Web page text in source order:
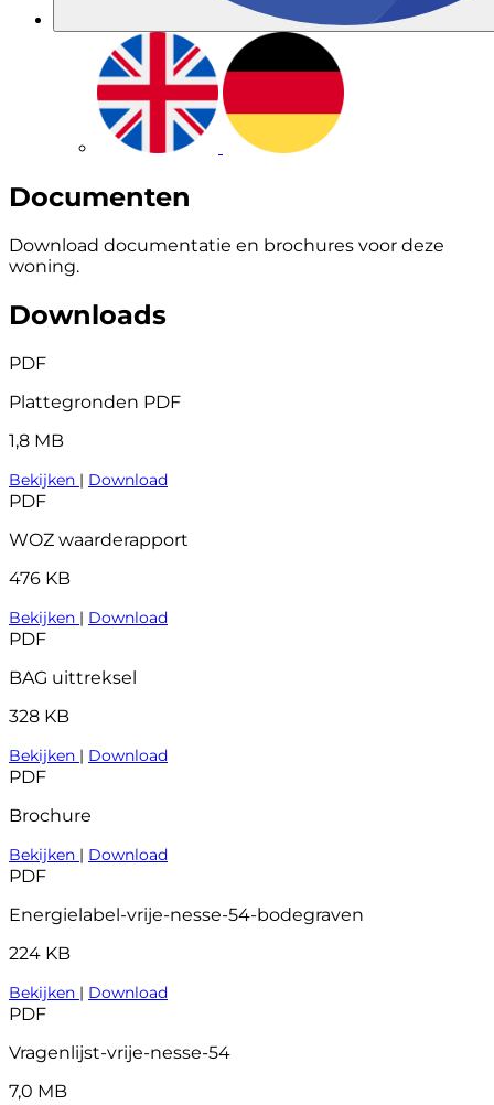
Documenten
Download documentatie en brochures voor deze
woning.
Downloads
PDF
Plattegronden PDF
1,8 MB
Bekijken | Download
PDF
WOZ waarderapport
476 KB
Bekijken | Download
PDF
BAG uittreksel
328 KB
Bekijken | Download
PDF
Brochure
Bekijken | Download
PDF
Energielabel-vrije-nesse-54-bodegraven
224 KB
Bekijken | Download
PDF
Vragenlijst-vrije-nesse-54
7,0 MB